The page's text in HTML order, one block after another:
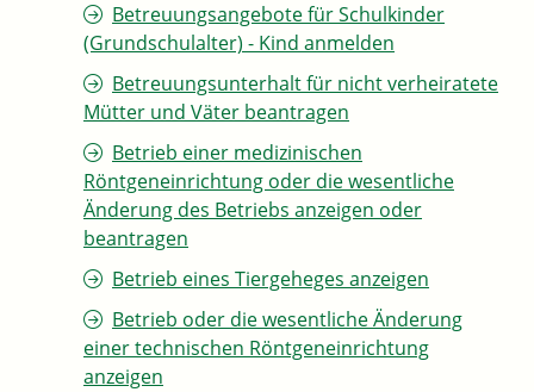
Betreuungsangebote für Schulkinder
(Grundschulalter) - Kind anmelden
Betreuungsunterhalt für nicht verheiratete
Mütter und Väter beantragen
Betrieb einer medizinischen
Röntgeneinrichtung oder die wesentliche
Änderung des Betriebs anzeigen oder
beantragen
Betrieb eines Tiergeheges anzeigen
Betrieb oder die wesentliche Änderung
einer technischen Röntgeneinrichtung
anzeigen